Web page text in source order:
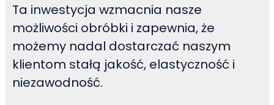
Ta inwestycja wzmacnia nasze
możliwości obróbki i zapewnia, że
możemy nadal dostarczać naszym
klientom stałą jakość, elastyczność i
niezawodność.